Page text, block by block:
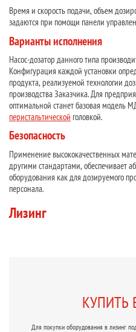
Время и скорость подачи, объем
задаются при помощи панели
Варианты исполнения
Насос-дозатор данного типа
Конфигурация каждой установки
продукта, реализуемой технологии
производства Заказчика. Для
оптимальной станет базовая модель
перистальтической головкой.
Безопасность
Применение высококачественных
другими стандартами, обеспечивает
оборудования как для дозируемого
персонала.
Лизинг
КУПИТЬ
Для покупки оборудования в лизинг